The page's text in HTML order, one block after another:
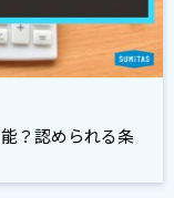
？認められる条